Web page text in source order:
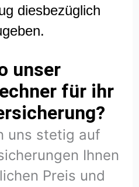
diesbezüglich
unser
für ihr
uns stetig auf
Ihnen
Preis und